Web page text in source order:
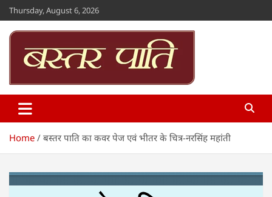
Skip
to
content
Thursday, August 6, 2026
Bastar Paati
Home बस्तर पाति का कवर पेज एवं भीतर के चित्र-नरसिंह महांती